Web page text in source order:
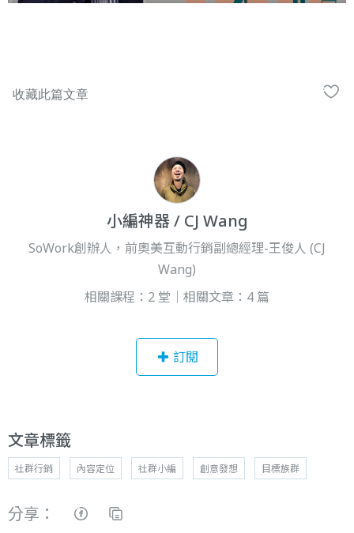
小編神器 / CJ Wang
SoWork創辦人，前奧美互動行銷副總經理-王俊人 (CJ
Wang)
相關課程：2 堂｜相關文章：4 篇
訂閱
文章標籤
社群行銷 內容定位 社群小編 創意發想 目標族群
分享：